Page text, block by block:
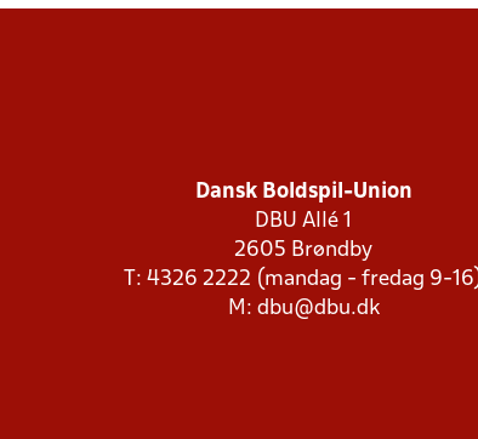
Dansk Boldspil-Union
DBU Allé 1
2605 Brøndby
T: 4326 2222 (mandag - fredag 9-
M: dbu@dbu.dk